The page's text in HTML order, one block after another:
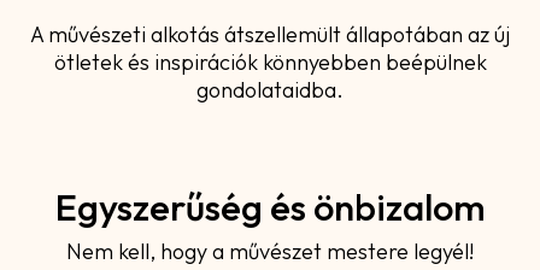
A művészeti alkotás átszellemült állapotában az új
ötletek és inspirációk könnyebben beépülnek
gondolataidba.
Egyszerűség és önbizalom
Nem kell, hogy a művészet mestere legyél!